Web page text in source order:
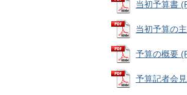
当初予算書
当初予算の
予算の概要
予算記者会